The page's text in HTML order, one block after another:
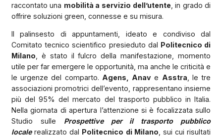
raccontato una mobilità a servizio dell’utente , in grado di
offrire soluzioni green, connesse e su misura.
Il palinsesto di appuntamenti, ideato e condiviso dal
Comitato tecnico scientifico presieduto dal Politecnico di
Milano , è stato il fulcro della manifestazione, momento
utile per far emergere le opportunità, ma anche le criticità e
le urgenze del comparto. Agens, Anave Asstra , le tre
associazioni promotrici dell’evento, rappresentano insieme
più del 95% del mercato del trasporto pubblico in Italia.
Nella giornata di apertura l’attenzione si è focalizzata sullo
Studio sulle Prospettive per il trasporto pubblico
localerealizzato dal Politecnico di Milano , sui cui risultati